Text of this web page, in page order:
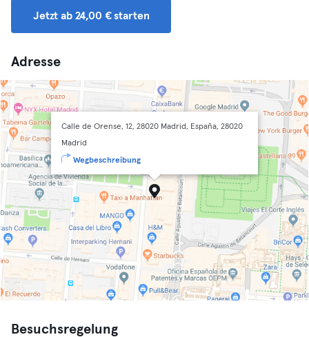
Jetzt ab 24,00 € starten
Adresse
Calle de Orense, 12, 28020 Madrid, España, 28020
Madrid
Wegbeschreibung
Besuchsregelung